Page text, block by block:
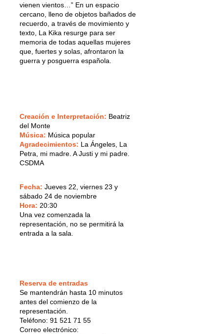
vienen vientos…” En un espacio
cercano, lleno de objetos bañados de
recuerdo, a través de movimiento y
texto, La Kika resurge para ser
memoria de todas aquellas mujeres
que, fuertes y solas, afrontaron la
guerra y posguerra española.
Creación e Interpretación: Beatriz
del Monte
Música: Música popular
Agradecimientos: La Ángeles, La
Petra, mi madre. A Justi y mi padre.
CSDMA
Fecha: Jueves 22, viernes 23 y
sábado 24 de noviembre
Hora: 20:30
Una vez comenzada la
representación, no se permitirá la
entrada a la sala.
Reserva de entradas
Se mantendrán hasta 10 minutos
antes del comienzo de la
representación.
Teléfono: 91 521 71 55
Correo electrónico: